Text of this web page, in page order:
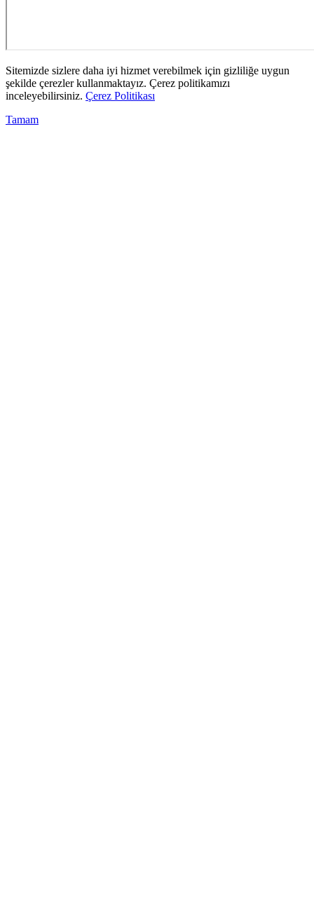
Sitemizde sizlere daha iyi hizmet verebilmek için gizliliğe uygun
şekilde çerezler kullanmaktayız. Çerez politikamızı
inceleyebilirsiniz. Çerez Politikası
Tamam